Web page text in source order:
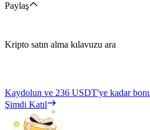
Paylaş
Kripto satın alma kılavuzu ara
Kaydolun ve 236 USDT'ye kadar
Şimdi Katıl